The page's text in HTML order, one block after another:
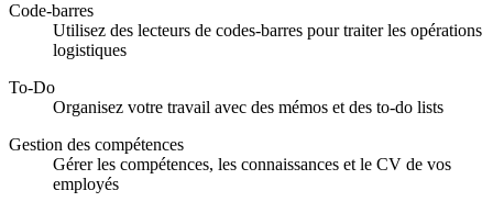
Code-barres
Utilisez des lecteurs de codes-barres pour traiter les opérations
logistiques
To-Do
Organisez votre travail avec des mémos et des to-do lists
Gestion des compétences
Gérer les compétences, les connaissances et le CV de vos
employés